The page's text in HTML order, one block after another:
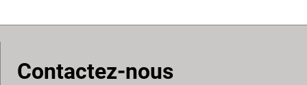
Contactez-nous